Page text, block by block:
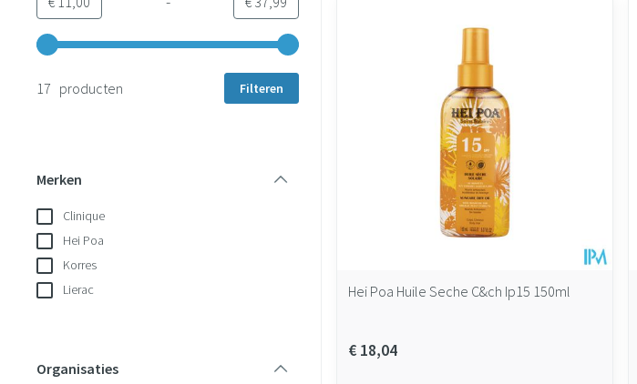
Gebruik de pijltjestoetsen links en rechts om de minimale en maximale prijswaarden aan te passen.
17 producten Filteren
Merken
Clinique
Hei Poa
Korres
Lierac
Organisaties
Hei Poa Huile Seche C&ch Ip15 150ml
€ 18,04